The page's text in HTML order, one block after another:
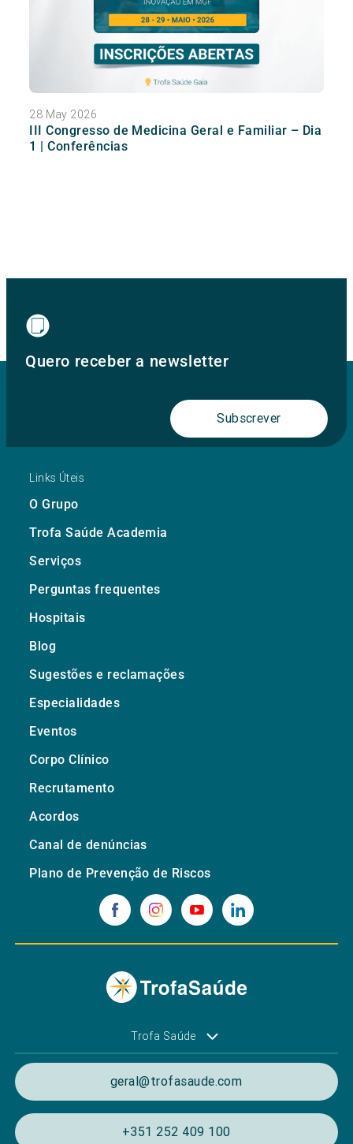
28 May 2026
III Congresso de Medicina Geral e Familiar – Dia
1 | Conferências
Quero receber a newsletter
Subscrever
Links Úteis
O Grupo
Trofa Saúde Academia
Serviços
Perguntas frequentes
Hospitais
Blog
Sugestões e reclamações
Especialidades
Eventos
Corpo Clínico
Recrutamento
Acordos
Canal de denúncias
Plano de Prevenção de Riscos
Trofa Saúde
geral@trofasaude.com
+351 252 409 100